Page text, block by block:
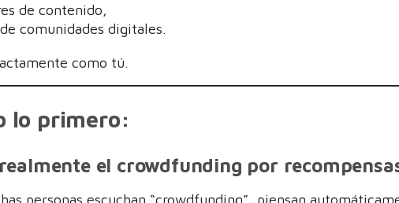
de contenido,
comunidades digitales.
como tú.
lo primero:
el crowdfunding por
personas escuchan “crowdfunding”, piensan